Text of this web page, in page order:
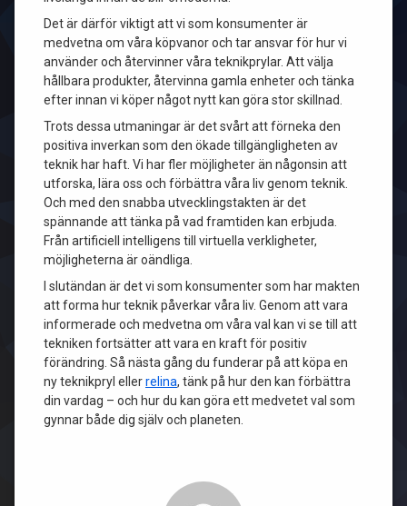
Det är därför viktigt att vi som konsumenter är
medvetna om våra köpvanor och tar ansvar för hur vi
använder och återvinner våra teknikprylar. Att välja
hållbara produkter, återvinna gamla enheter och tänka
efter innan vi köper något nytt kan göra stor skillnad.
Trots dessa utmaningar är det svårt att förneka den
positiva inverkan som den ökade tillgängligheten av
teknik har haft. Vi har fler möjligheter än någonsin att
utforska, lära oss och förbättra våra liv genom teknik.
Och med den snabba utvecklingstakten är det
spännande att tänka på vad framtiden kan erbjuda.
Från artificiell intelligens till virtuella verkligheter,
möjligheterna är oändliga.
I slutändan är det vi som konsumenter som har makten
att forma hur teknik påverkar våra liv. Genom att vara
informerade och medvetna om våra val kan vi se till att
tekniken fortsätter att vara en kraft för positiv
förändring. Så nästa gång du funderar på att köpa en
ny teknikpryl ellerrelina, tänk på hur den kan förbättra
din vardag – och hur du kan göra ett medvetet val som
gynnar både dig själv och planeten.